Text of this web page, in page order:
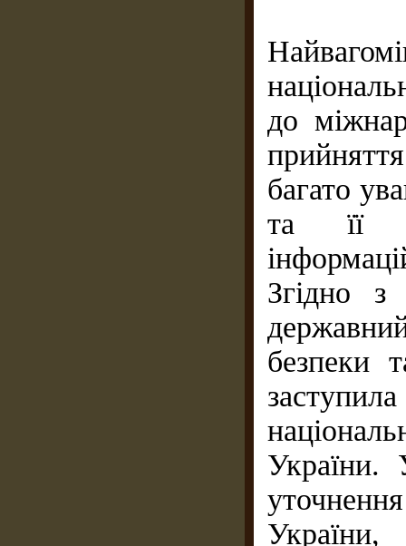
до
багато
та її
Згідно з
безпеки
України.
України,